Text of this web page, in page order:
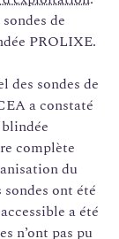
de
PROLIXE.
des sondes de
a constaté
complète
du
ont été
a été
n’ont pas pu